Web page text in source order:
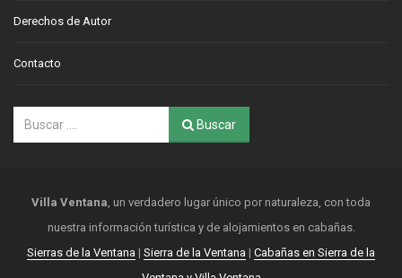
Derechos de Autor
Contacto
Buscar
Villa Ventana, un verdadero lugar único por naturaleza, con toda
nuestra información turística y de alojamientos en cabañas.
Sierras de la Ventana | Sierra de la Ventana | Cabañas en Sierra de la